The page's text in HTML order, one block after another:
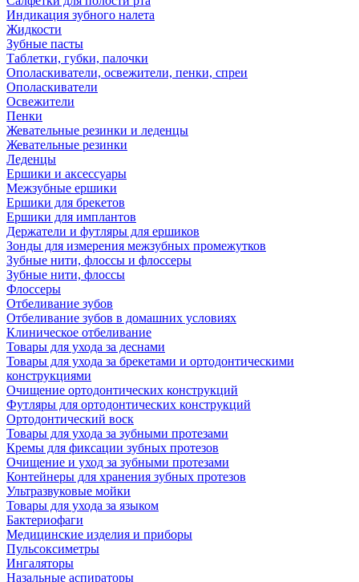
Индикация зубного налета
Жидкости
Зубные пасты
Таблетки, губки, палочки
Ополаскиватели, освежители, пенки, спреи
Ополаскиватели
Освежители
Пенки
Жевательные резинки и леденцы
Жевательные резинки
Леденцы
Ершики и аксессуары
Межзубные ершики
Ершики для брекетов
Ершики для имплантов
Держатели и футляры для ершиков
Зонды для измерения межзубных промежутков
Зубные нити, флоссы и флоссеры
Зубные нити, флоссы
Флоссеры
Отбеливание зубов
Отбеливание зубов в домашних условиях
Клиническое отбеливание
Товары для ухода за деснами
Товары для ухода за брекетами и ортодонтическими
конструкциями
Очищение ортодонтических конструкций
Футляры для ортодонтических конструкций
Ортодонтический воск
Товары для ухода за зубными протезами
Кремы для фиксации зубных протезов
Очищение и уход за зубными протезами
Контейнеры для хранения зубных протезов
Ультразвуковые мойки
Товары для ухода за языком
Бактериофаги
Медицинские изделия и приборы
Пульсоксиметры
Ингаляторы
Назальные аспираторы